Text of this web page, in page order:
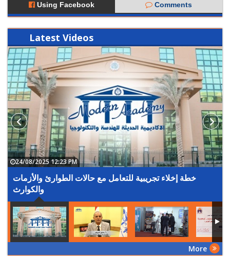
Using Facebook Comments
Latest Videos
خطة إخلاء تجريبية للتعامل مع حالات الطوارئ والأزمات
والكوارث
24/08/2025 12:23 PM
More